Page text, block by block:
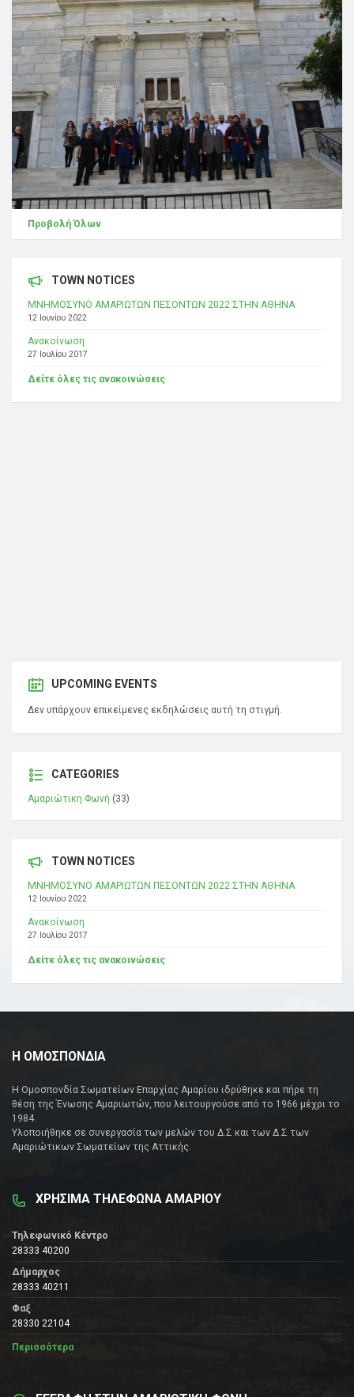
Προβολή Όλων
TOWN NOTICES
ΜΝΗΜΟΣΥΝΟ ΑΜΑΡΙΩΤΩΝ ΠΕΣΟΝΤΩΝ 2022 ΣΤΗΝ ΑΘΗΝΑ
12 Ιουνίου 2022
Ανακοίνωση
27 Ιουλίου 2017
Δείτε όλες τις ανακοινώσεις
UPCOMING EVENTS
Δεν υπάρχουν επικείμενες εκδηλώσεις αυτή τη στιγμή.
CATEGORIES
Αμαριώτικη Φωνή (33)
TOWN NOTICES
ΜΝΗΜΟΣΥΝΟ ΑΜΑΡΙΩΤΩΝ ΠΕΣΟΝΤΩΝ 2022 ΣΤΗΝ ΑΘΗΝΑ
12 Ιουνίου 2022
Ανακοίνωση
27 Ιουλίου 2017
Δείτε όλες τις ανακοινώσεις
Η ΟΜΟΣΠΟΝΔΙΑ
Η Ομοσπονδία Σωματείων Επαρχίας Αμαρίου ιδρύθηκε και πήρε τη
θέση της Ένωσης Αμαριωτών, που λειτουργούσε από το 1966 μέχρι το
1984.
Υλοποιήθηκε σε συνεργασία των μελών του Δ.Σ και των Δ.Σ των
Αμαριώτικων Σωματείων της Αττικής.
ΧΡΗΣΙΜΑ ΤΗΛΕΦΩΝΑ ΑΜΑΡΙΟΥ
Τηλεφωνικό Κέντρο
28333 40200
Δήμαρχος
28333 40211
Φαξ
28330 22104
Περισσότερα